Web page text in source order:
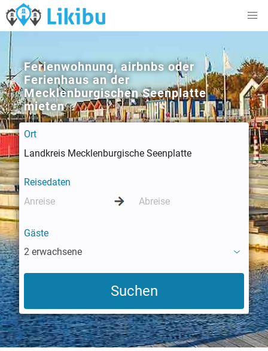
Ferienwohnung, airbnbs oder
Ferienhaus an der
Mecklenburgischen Seenplatte
mieten
Ort
Reisedaten
Gäste
2 erwachsene